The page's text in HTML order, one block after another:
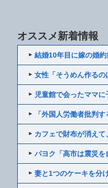
オススメ新着情報
結婚10年目に嫁の婚
女性「そうめん作る
児童館で会ったママ
「外国人労働者批判
カフェで財布が消え
パヨク「高市は震災を
妻と1つのケーキを分